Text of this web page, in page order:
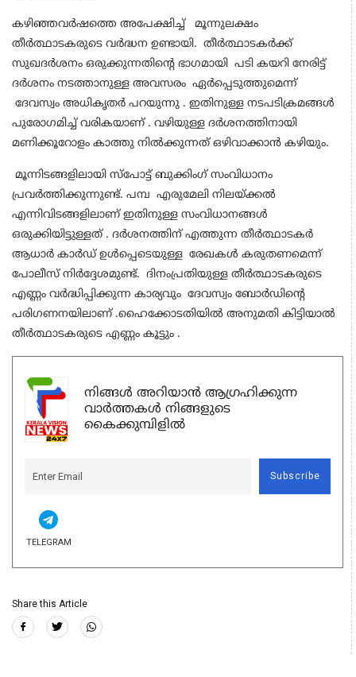
കഴിഞ്ഞവർഷത്തെ അപേക്ഷിച്ച് മൂന്നുലക്ഷം
തീർത്ഥാടകരുടെ വർദ്ധന ഉണ്ടായി. തീർത്ഥാടകർക്ക്
സുഖദർശനം ഒരുക്കുന്നതിന്റെ ഭാഗമായി പടി കയറി നേരിട്ട്
ദർശനം നടത്താനുള്ള അവസരം ഏർപ്പെടുത്തുമെന്ന്
ദേവസ്വം അധികൃതർ പറയുന്നു . ഇതിനുള്ള നടപടിക്രമങ്ങൾ
പുരോഗമിച്ച് വരികയാണ് . വഴിയുള്ള ദർശനത്തിനായി
മണിക്കൂറോളം കാത്തു നിൽക്കുന്നത് ഒഴിവാക്കാൻ കഴിയും.
മൂന്നിടങ്ങളിലായി സ്പോട്ട് ബുക്കിംഗ് സംവിധാനം
പ്രവർത്തിക്കുന്നുണ്ട്. പമ്പ എരുമേലി നിലയ്ക്കൽ
എന്നിവിടങ്ങളിലാണ് ഇതിനുള്ള സംവിധാനങ്ങൾ
ഒരുക്കിയിട്ടുള്ളത് . ദർശനത്തിന് എത്തുന്ന തീർത്ഥാടകർ
ആധാർ കാർഡ് ഉൾപ്പെടെയുള്ള രേഖകൾ കരുതണമെന്ന്
പോലീസ് നിർദ്ദേശമുണ്ട്. ദിനംപ്രതിയുള്ള തീർത്ഥാടകരുടെ
എണ്ണം വർദ്ധിപ്പിക്കുന്ന കാര്യവും ദേവസ്വം ബോർഡിന്റെ
പരിഗണനയിലാണ് .ഹൈക്കോടതിയിൽ അനുമതി കിട്ടിയാൽ
തീർത്ഥാടകരുടെ എണ്ണം കൂട്ടും .
നിങ്ങൾ അറിയാൻ ആഗ്രഹിക്കുന്ന
വാർത്തകൾ നിങ്ങളുടെ
കൈക്കുമ്പിളിൽ
Subscribe
TELEGRAM
Share this Article